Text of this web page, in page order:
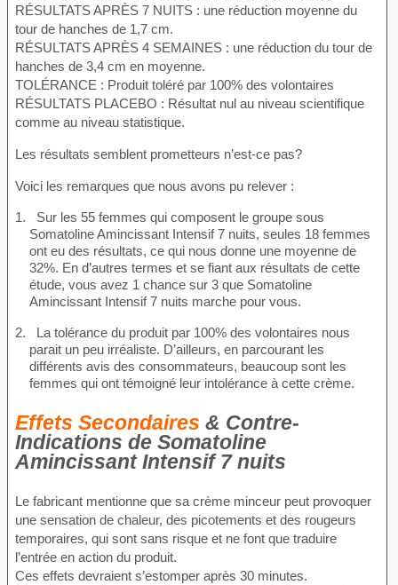
RÉSULTATS APRÈS 7 NUITS : une réduction moyenne du
tour de hanches de 1,7 cm.
RÉSULTATS APRÈS 4 SEMAINES : une réduction du tour de
hanches de 3,4 cm en moyenne.
TOLÉRANCE : Produit toléré par 100% des volontaires
RÉSULTATS PLACEBO : Résultat nul au niveau scientifique
comme au niveau statistique.
Les résultats semblent prometteurs n’est-ce pas?
Voici les remarques que nous avons pu relever :
Sur les 55 femmes qui composent le groupe sous
Somatoline Amincissant Intensif 7 nuits, seules 18 femmes
ont eu des résultats, ce qui nous donne une moyenne de
32%. En d’autres termes et se fiant aux résultats de cette
étude, vous avez 1 chance sur 3 que Somatoline
Amincissant Intensif 7 nuits marche pour vous.
La tolérance du produit par 100% des volontaires nous
parait un peu irréaliste. D’ailleurs, en parcourant les
différents avis des consommateurs, beaucoup sont les
femmes qui ont témoigné leur intolérance à cette crème.
Effets Secondaires & Contre-
Indications de Somatoline
Amincissant Intensif 7 nuits
Le fabricant mentionne que sa crème minceur peut provoquer
une sensation de chaleur, des picotements et des rougeurs
temporaires, qui sont sans risque et ne font que traduire
l’entrée en action du produit.
Ces effets devraient s’estomper après 30 minutes.